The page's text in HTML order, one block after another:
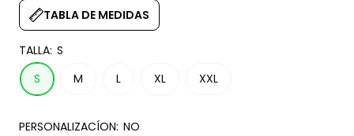
TABLA DE MEDIDAS
TALLA: S
S
M L XL XXL
PERSONALIZACÍON: NO